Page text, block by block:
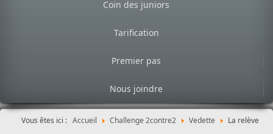
Coin des juniors
Tarification
Premier pas
Nous joindre
Vous êtes ici : Accueil Challenge 2contre2 Vedette La relève